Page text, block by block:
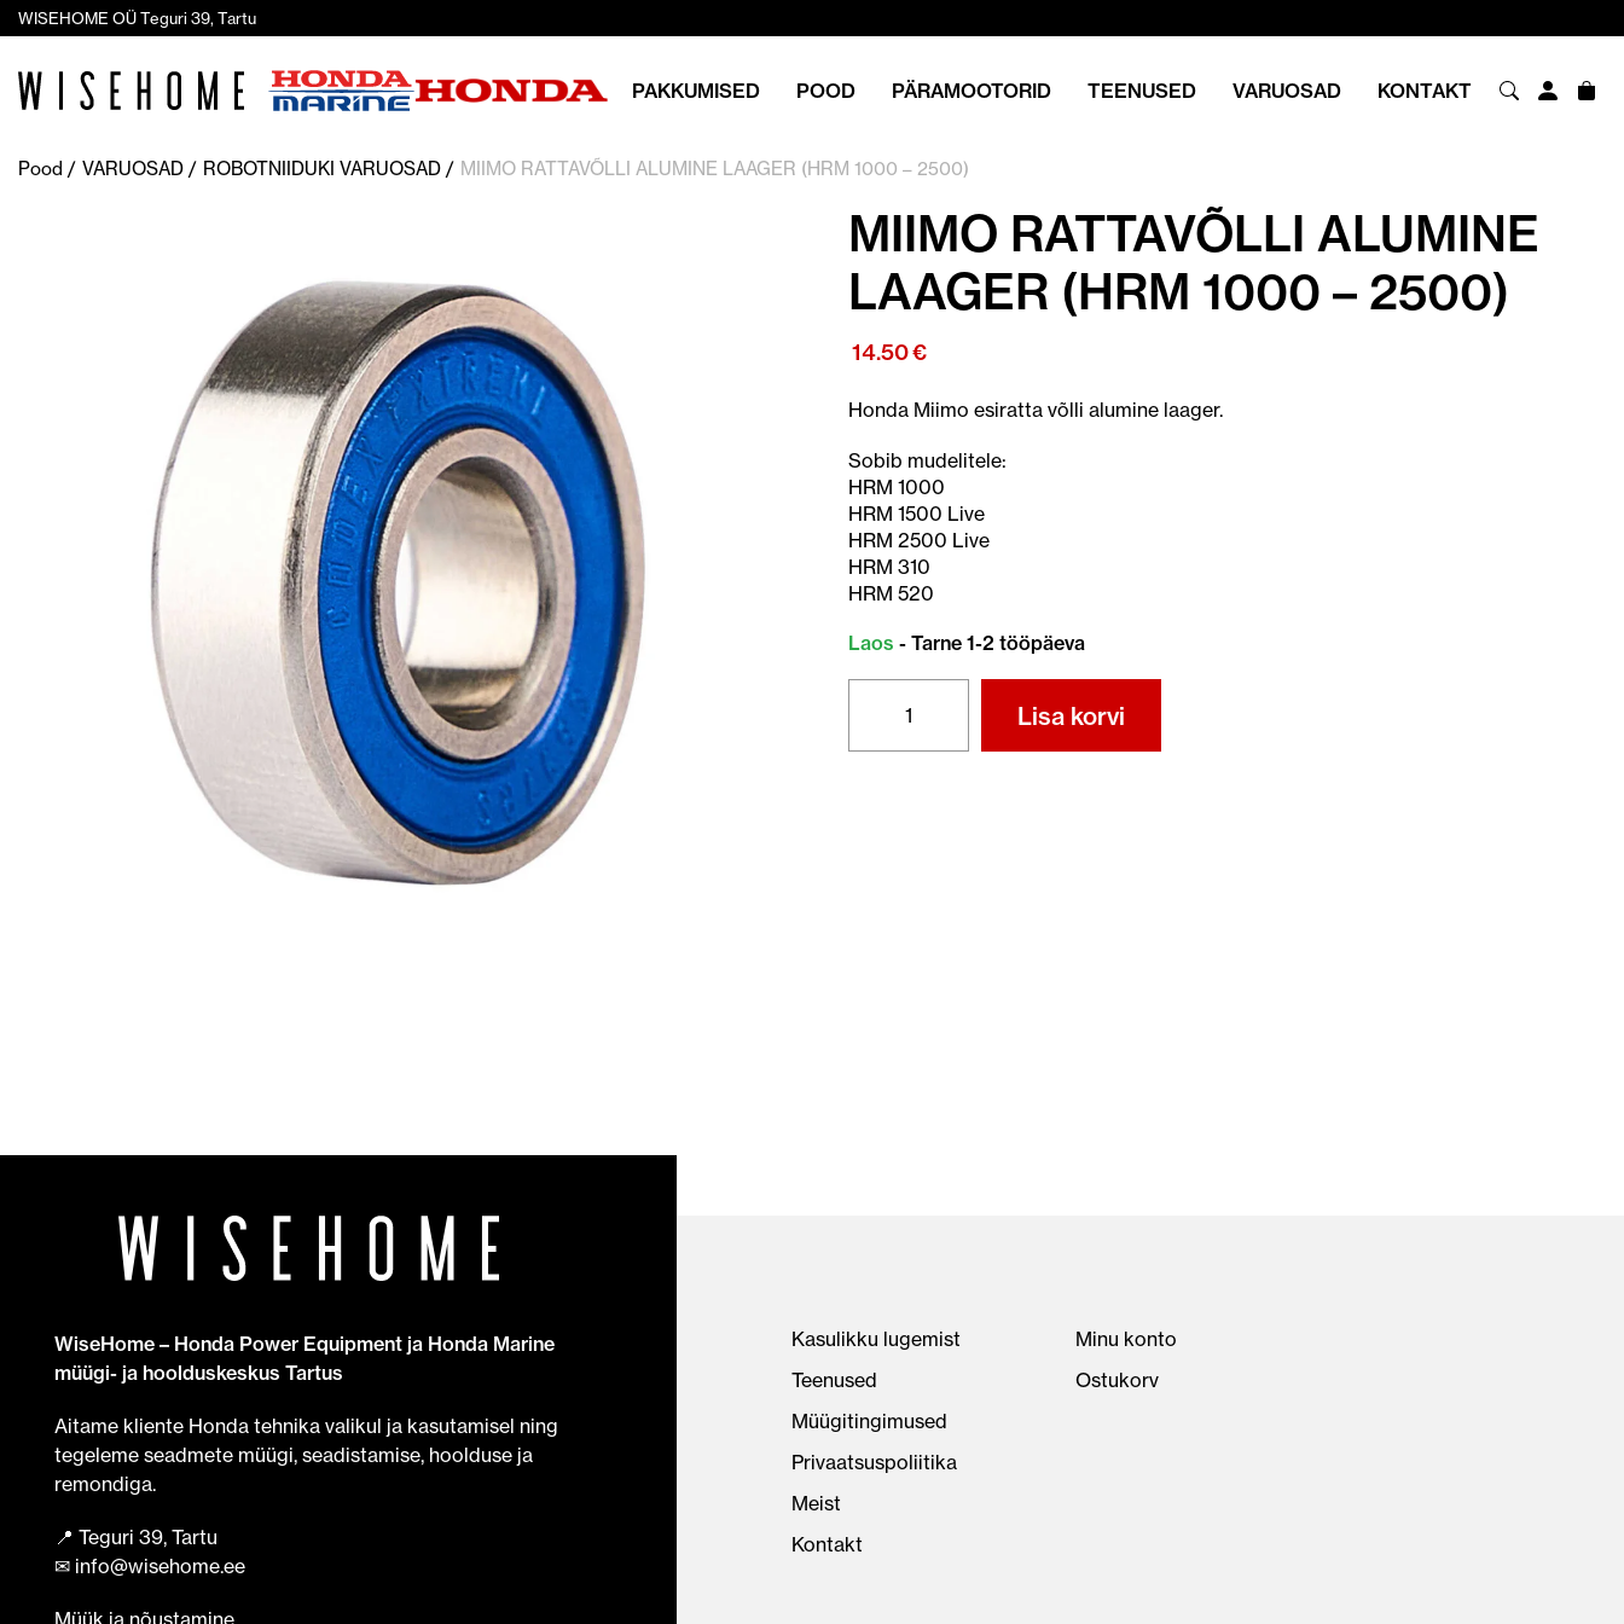
WISEHOME OÜ Teguri 39, Tartu
PAKKUMISED POOD PÄRAMOOTORID TEENUSED VARUOSAD KONTAKT
Pood VARUOSAD ROBOTNIIDUKI VARUOSAD MIIMO RATTAVÕLLI ALUMINE LAAGER (HRM 1000 – 2500)
MIIMO RATTAVÕLLI ALUMINE
LAAGER (HRM 1000 – 2500)
14.50€
Honda Miimo esiratta võlli alumine laager.
Sobib mudelitele:
HRM 1000
HRM 1500 Live
HRM 2500 Live
HRM 310
HRM 520
Laos - Tarne 1-2 tööpäeva
RATTAVÕLLI
Lisa korvi
WiseHome – Honda Power Equipment ja Honda Marine
müügi- ja hoolduskeskus Tartus
Aitame kliente Honda tehnika valikul ja kasutamisel ning
tegeleme seadmete müügi, seadistamise, hoolduse ja
remondiga.
📍 Teguri 39, Tartu
✉ info@wisehome.ee
Müük ja nõustamine
Kasulikku lugemist
Teenused
Müügitingimused
Privaatsuspoliitika
Meist
Kontakt
Minu konto
Ostukorv